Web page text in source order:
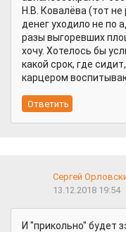
Н.В. Ковалёва (тот
денег уходило не по
разы выгоревших
хочу. Хотелось бы
какой срок, где
карцером
Сергей
13.12.2018 19:54
И "прикольно" будет